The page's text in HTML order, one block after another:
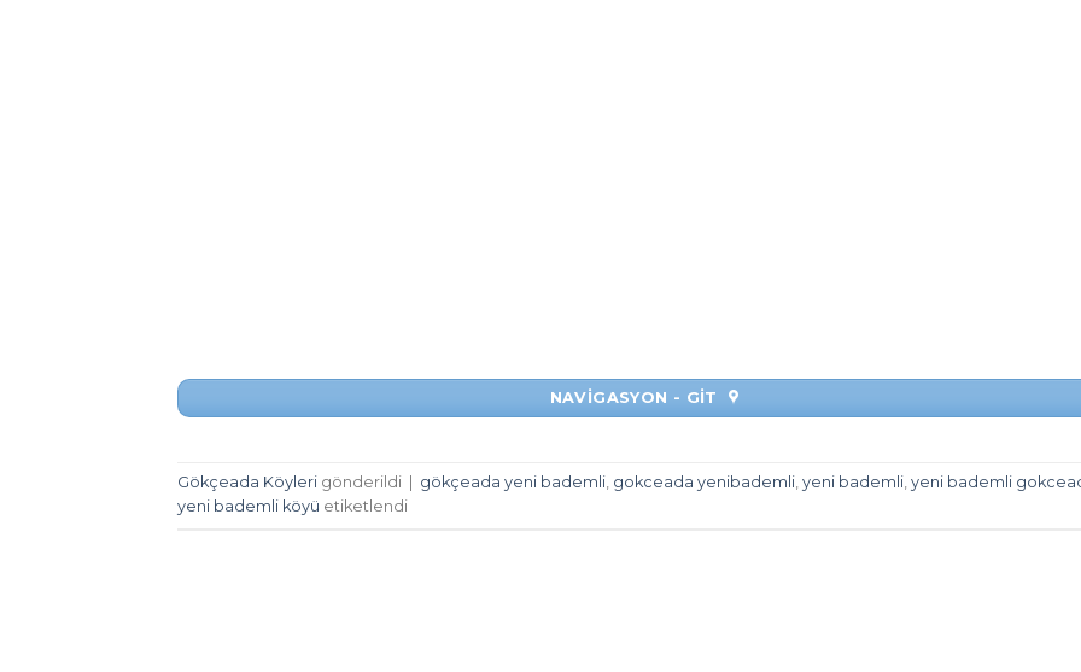
NAVİGASYON - GİT
Gökçeada Köyleri gönderildi gökçeada yeni bademli, gokceada yenibademli, yeni bademli, yeni bademli
yeni bademli köyü etiketlendi